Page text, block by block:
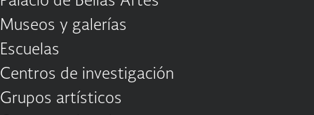
Museos y galerías
Escuelas
Centros de investigación
Grupos artísticos